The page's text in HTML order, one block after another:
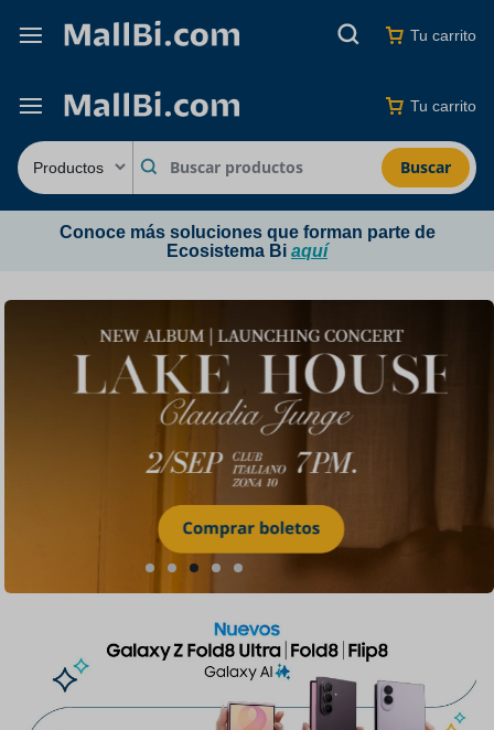
Tu carrito
Buscar
Tu carrito
Conoce más soluciones que forman parte de
Ecosistema Bi aquí